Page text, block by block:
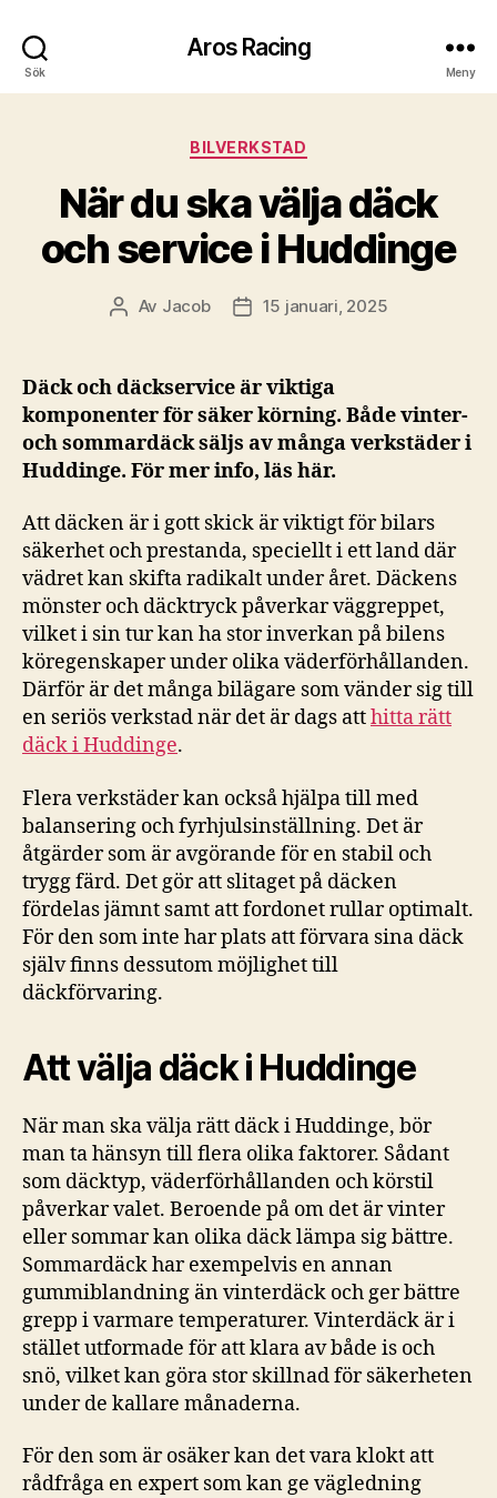
Sök
Aros Racing
Meny
Kategorier
BILVERKSTAD
När du ska välja däck
och service i Huddinge
Inläggsförfattare
Av Jacob Inläggsdatum
15 januari, 2025
Däck och däckservice är viktiga
komponenter för säker körning. Både vinter-
och sommardäck säljs av många verkstäder i
Huddinge. För mer info, läs här.
Att däcken är i gott skick är viktigt för bilars
säkerhet och prestanda, speciellt i ett land där
vädret kan skifta radikalt under året. Däckens
mönster och däcktryck påverkar väggreppet,
vilket i sin tur kan ha stor inverkan på bilens
köregenskaper under olika väderförhållanden.
Därför är det många bilägare som vänder sig till
en seriös verkstad när det är dags atthitta rätt
däck i Huddinge.
Flera verkstäder kan också hjälpa till med
balansering och fyrhjulsinställning. Det är
åtgärder som är avgörande för en stabil och
trygg färd. Det gör att slitaget på däcken
fördelas jämnt samt att fordonet rullar optimalt.
För den som inte har plats att förvara sina däck
själv finns dessutom möjlighet till
däckförvaring.
Att välja däck i Huddinge
När man ska välja rätt däck i Huddinge, bör
man ta hänsyn till flera olika faktorer. Sådant
som däcktyp, väderförhållanden och körstil
påverkar valet. Beroende på om det är vinter
eller sommar kan olika däck lämpa sig bättre.
Sommardäck har exempelvis en annan
gummiblandning än vinterdäck och ger bättre
grepp i varmare temperaturer. Vinterdäck är i
stället utformade för att klara av både is och
snö, vilket kan göra stor skillnad för säkerheten
under de kallare månaderna.
För den som är osäker kan det vara klokt att
rådfråga en expert som kan ge vägledning